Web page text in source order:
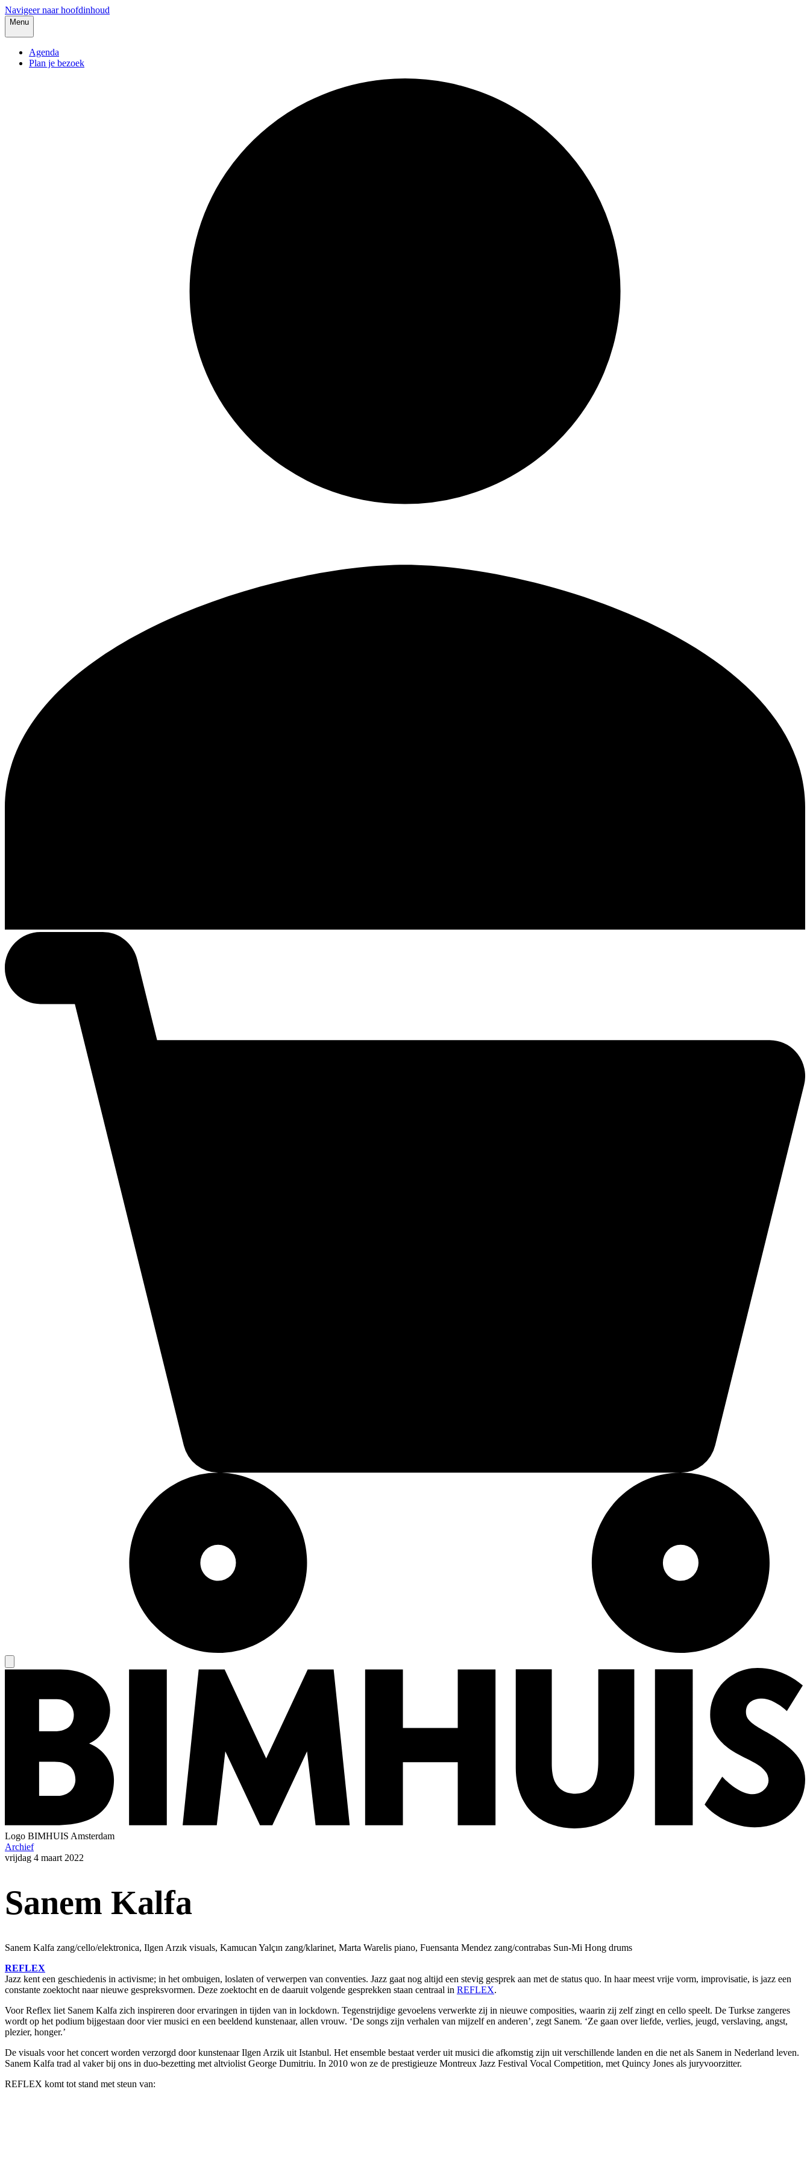
Navigeer naar hoofdinhoud
Menu
Agenda
Plan je bezoek
Logo BIMHUIS Amsterdam
Archief
vrijdag 4 maart 2022
Sanem Kalfa
Sanem Kalfa zang/cello/elektronica, Ilgen Arzık visuals, Kamucan Yalçın zang/klarinet, Marta Warelis piano, Fuensanta Mendez zang/contrabas Sun-Mi Hong drums
REFLEX
Jazz kent een geschiedenis in activisme; in het ombuigen, loslaten of verwerpen van conventies. Jazz gaat nog altijd een stevig gesprek aan met de status quo. In haar meest vrije vorm, improvisatie, is jazz een
constante zoektocht naar nieuwe gespreksvormen. Deze zoektocht en de daaruit volgende gesprekken staan centraal in REFLEX.
Voor Reflex liet Sanem Kalfa zich inspireren door ervaringen in tijden van in lockdown. Tegenstrijdige gevoelens verwerkte zij in nieuwe composities, waarin zij zelf zingt en cello speelt. De Turkse zangeres
wordt op het podium bijgestaan door vier musici en een beeldend kunstenaar, allen vrouw. ‘De songs zijn verhalen van mijzelf en anderen’, zegt Sanem. ‘Ze gaan over liefde, verlies, jeugd, verslaving, angst,
plezier, honger.’
De visuals voor het concert worden verzorgd door kunstenaar Ilgen Arzik uit Istanbul. Het ensemble bestaat verder uit musici die afkomstig zijn uit verschillende landen en die net als Sanem in Nederland leven.
Sanem Kalfa trad al vaker bij ons in duo-bezetting met altviolist George Dumitriu. In 2010 won ze de prestigieuze Montreux Jazz Festival Vocal Competition, met Quincy Jones als juryvoorzitter.
REFLEX komt tot stand met steun van: